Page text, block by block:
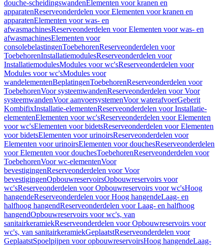
douche-scheidingswandenElementen voor kranen en
apparatenReserveonderdelen voor Elementen voor kranen en
apparatenElementen voor was- en
afwasmachinesReserveonderdelen voor Elementen voor was- en
afwasmachinesElementen voor
consolebelastingenToebehorenReserveonderdelen voor
ToebehorenInstallatiemodulesReserveonderdelen voor
InstallatiemodulesModules voor wc'sReserveonderdelen voor
Modules voor wc'sModules voor
wandelementenBeplatingenToebehorenReserveonderdelen voor
ToebehorenVoor systeemwandenReserveonderdelen voor Voor
systeemwandenVoor aanvoersystemenVoor waterafvoerGeberit
KombifixInstallatie-elementenReserveonderdelen voor Installatie-
elementenElementen voor wc'sReserveonderdelen voor Elementen
voor wc'sElementen voor bidetsReserveonderdelen voor Elementen
voor bidetsElementen voor urinoirsReserveonderdelen voor
Elementen voor urinoirsElementen voor douchesReserveonderdelen
voor Elementen voor douchesToebehorenReserveonderdelen voor
ToebehorenVoor wc-elementenVoor
bevestigingenReserveonderdelen voor Voor
bevestigingenOpbouwreservoirsOpbouwreservoirs voor
wc'sReserveonderdelen voor Opbouwreservoirs voor wc'sHoog
hangendeReserveonderdelen voor Hoog hangendeLaag- en
halfhoog hangendReserveonderdelen voor Laag- en halfhoog
hangendOpbouwreservoirs voor wc's, van
sanitairkeramiekReserveonderdelen voor Opbouwreservoirs voor
wc's, van sanitairkeramiekGeplaatstReserveonderdelen voor
GeplaatstSpoelpijpen voor opbouwreservoirsHoog hangendeLaag-